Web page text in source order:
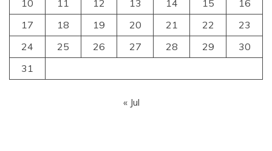
10
11 12 13 14 15
16
17
18 19 20 21 22
23
24
25 26 27 28 29
30
31
« Jul